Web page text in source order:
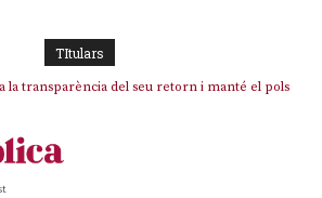
TItulars
la transparència del seu retorn i manté el pols